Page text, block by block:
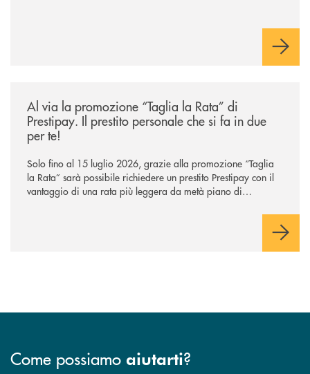
Al via la promozione “Taglia la Rata” di
Prestipay. Il prestito personale che si fa in due
per te!
Solo fino al 15 luglio 2026, grazie alla promozione “Taglia
la Rata” sarà possibile richiedere un prestito Prestipay con il
vantaggio di una rata più leggera da metà piano di
Come possiamo aiutarti?